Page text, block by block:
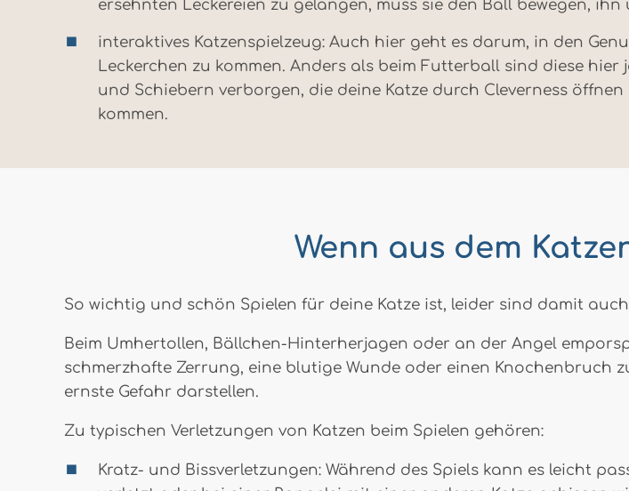
ersehnten Leckereien zu gelangen, muss sie den Ball bewegen,
interaktives Katzenspielzeug: Auch hier geht es darum, in den
Leckerchen zu kommen. Anders als beim Futterball sind diese hier
und Schiebern verborgen, die deine Katze durch Cleverness
kommen.
Wenn aus dem
So wichtig und schön Spielen für deine Katze ist, leider sind damit
Beim Umhertollen, Bällchen-Hinterherjagen oder an der Angel
schmerzhafte Zerrung, eine blutige Wunde oder einen Knochenbruch
ernste Gefahr darstellen.
Zu typischen Verletzungen von Katzen beim Spielen gehören:
Kratz- und Bissverletzungen: Während des Spiels kann es leicht